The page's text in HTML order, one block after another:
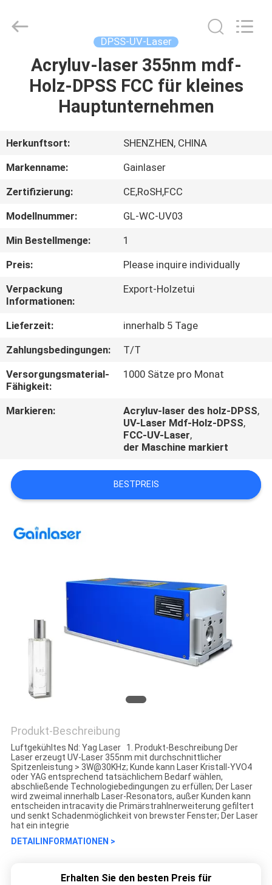
HAUS
PRODUKTE
ÜBER
UNS
FABRIK-
AUSFLUG
QUALITÄTSKONTROLLE
TRETEN
SIE
MIT
IN
VERBINDUNG
EIN
ZITAT
DPSS-UV-Laser
Acryluv-laser 355nm mdf-
Holz-DPSS FCC für kleines
Hauptunternehmen
Herkunftsort:
SHENZHEN, CHINA
Markenname:
Gainlaser
Zertifizierung:
CE,RoSH,FCC
Modellnummer:
GL-WC-UV03
Min Bestellmenge:
1
Preis:
Please inquire individually
Verpackung
Informationen:
Export-Holzetui
Lieferzeit:
innerhalb 5 Tage
Zahlungsbedingungen:
T/T
Versorgungsmaterial-
Fähigkeit:
1000 Sätze pro Monat
Markieren: Acryluv-laser des holz-DPSS,
UV-Laser Mdf-Holz-DPSS,
FCC-UV-Laser,
der Maschine markiert
BESTPREIS
Produkt-Beschreibung
Luftgekühltes Nd: Yag Laser 1. Produkt-Beschreibung Der
Laser erzeugt UV-Laser 355nm mit durchschnittlicher
Spitzenleistung > 3W@30KHz; Kunde kann Laser Kristall-YVO4
oder YAG entsprechend tatsächlichem Bedarf wählen,
abschließende Technologiebedingungen zu erfüllen; Der Laser
wird zweimal innerhalb Laser-Resonators, außer Kunden kann
entscheiden intracavity die Primärstrahlnerweiterung gefiltert
und senkt Schadenmöglichkeit von brewster Fenster; Der Laser
hat ein integrie
DETAILINFORMATIONEN >
Erhalten Sie den besten Preis für